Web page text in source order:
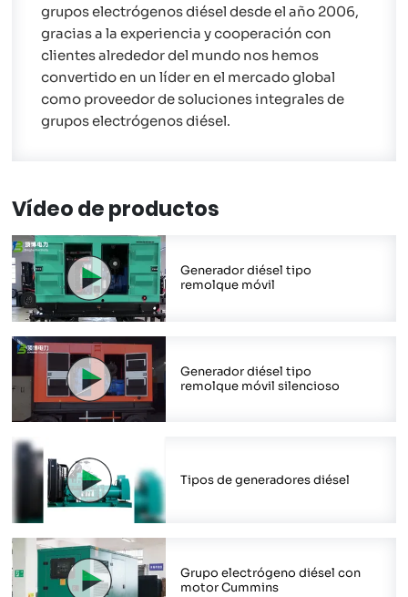
grupos electrógenos diésel desde el año 2006,
gracias a la experiencia y cooperación con
clientes alrededor del mundo nos hemos
convertido en un líder en el mercado global
como proveedor de soluciones integrales de
grupos electrógenos diésel.
Vídeo de productos
Generador diésel tipo
remolque móvil
Generador diésel tipo
remolque móvil silencioso
Tipos de generadores diésel
Grupo electrógeno diésel con
motor Cummins